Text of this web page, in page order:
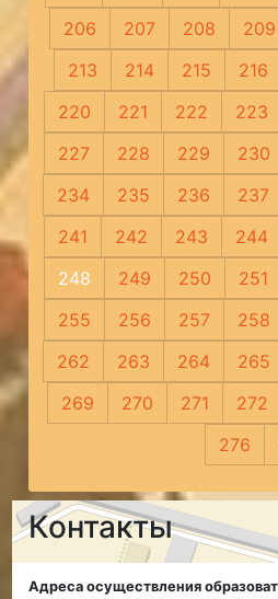
206
207 208 209
213
214 215 216
220
221 222 223
227
228 229 230
234
235 236 237
241
242 243 244
248
249 250 251
255
256 257 258
262
263 264 265
269
270 271 272
276
Контакты
Адреса осуществления